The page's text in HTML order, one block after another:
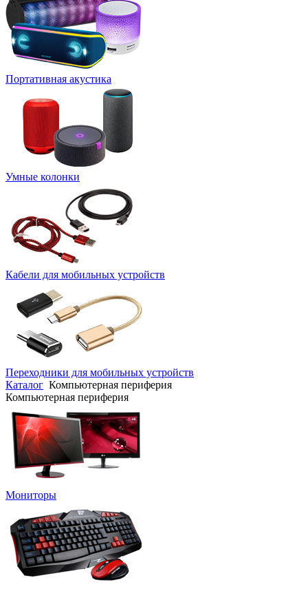
Портативная акустика
Умные колонки
Кабели для мобильных устройств
Переходники для мобильных устройств
Каталог Компьютерная периферия
Компьютерная периферия
Мониторы